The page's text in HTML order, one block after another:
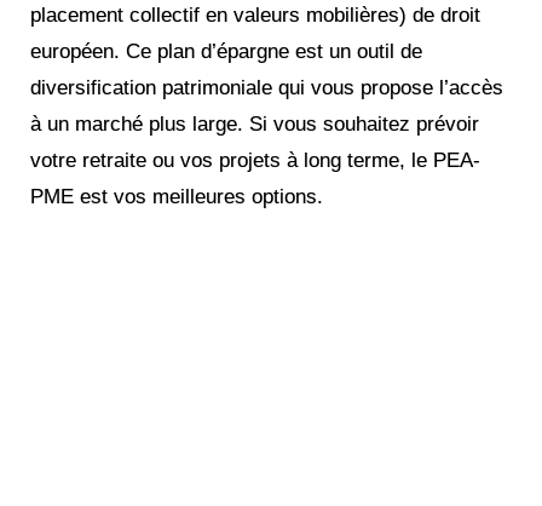
placement collectif en valeurs mobilières) de droit
européen. Ce plan d’épargne est un outil de
diversification patrimoniale qui vous propose l’accès
à un marché plus large. Si vous souhaitez prévoir
votre retraite ou vos projets à long terme, le PEA-
PME est vos meilleures options.